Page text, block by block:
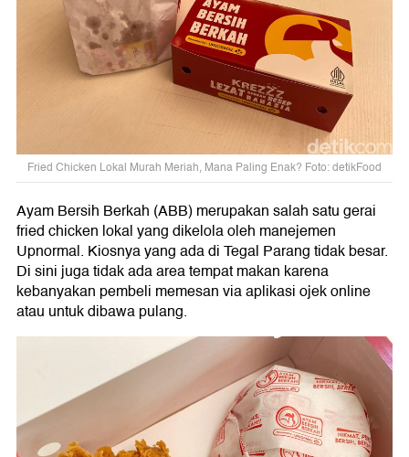
Fried Chicken Lokal Murah Meriah, Mana Paling Enak? Foto: detikFood
Ayam Bersih Berkah (ABB) merupakan salah satu gerai
fried chicken lokal yang dikelola oleh manejemen
Upnormal. Kiosnya yang ada di Tegal Parang tidak besar.
Di sini juga tidak ada area tempat makan karena
kebanyakan pembeli memesan via aplikasi ojek online
atau untuk dibawa pulang.